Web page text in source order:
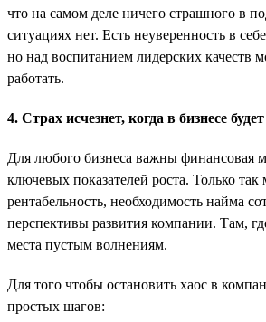
что на самом деле ничего страшного в
ситуациях нет. Есть неуверенность в
но над воспитанием лидерских качеств
работать.
4. Страх исчезнет, когда в бизнесе
Для любого бизнеса важны финансовая
ключевых показателей роста. Только
рентабельность, необходимость найма
перспективы развития компании. Там,
места пустым волнениям.
Для того чтобы остановить хаос в
простых шагов: